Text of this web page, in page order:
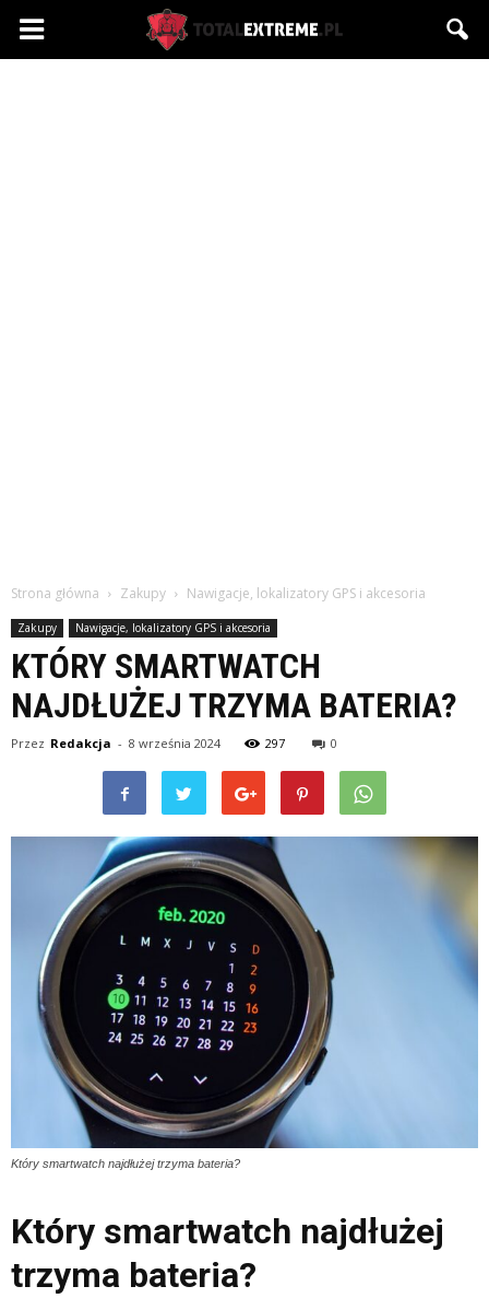
Totalextreme.pl
Strona główna Zakupy Nawigacje, lokalizatory GPS i akcesoria
Zakupy Nawigacje, lokalizatory GPS i akcesoria
KTÓRY SMARTWATCH
NAJDŁUŻEJ TRZYMA BATERIA?
Przez Redakcja - 8 września 2024 297 0
Który smartwatch najdłużej trzyma bateria?
Który smartwatch najdłużej
trzyma bateria?